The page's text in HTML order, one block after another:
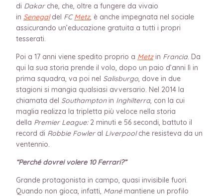
di Dakarche, che, oltre a fungere da vivaio
in Senegal del FCMetz, è anche impegnata nel sociale
assicurando un’educazione gratuita a tutti i propri
tesserati.
Poi a 17 anni viene spedito proprio a Metz in Francia. Da
qui la sua storia prende il volo, dopo un paio d’anni lì in
prima squadra, va poi nel Salisburgo, dove in due
stagioni si mangia qualsiasi avversario. Nel 2014 la
chiamata del Southamptonin Inghilterra, con la cui
maglia realizza la tripletta più veloce nella storia
della Premier League: 2 minuti e 56 secondi, battuto il
record di Robbie Fowleral Liverpoolche resisteva da un
ventennio.
“Perché dovrei volere 10 Ferrari?”
Grande protagonista in campo, quasi invisibile fuori.
Quando non gioca, infatti, Manémantiene un profilo